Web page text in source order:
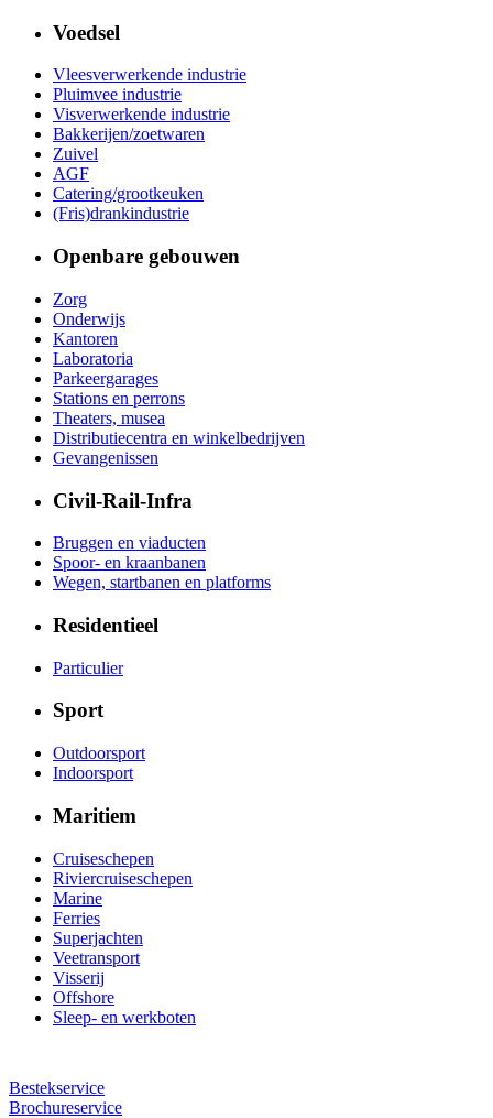
Voedsel
Vleesverwerkende industrie
Pluimvee industrie
Visverwerkende industrie
Bakkerijen/zoetwaren
Zuivel
AGF
Catering/grootkeuken
(Fris)drankindustrie
Openbare gebouwen
Zorg
Onderwijs
Kantoren
Laboratoria
Parkeergarages
Stations en perrons
Theaters, musea
Distributiecentra en winkelbedrijven
Gevangenissen
Civil-Rail-Infra
Bruggen en viaducten
Spoor- en kraanbanen
Wegen, startbanen en platforms
Residentieel
Particulier
Sport
Outdoorsport
Indoorsport
Maritiem
Cruiseschepen
Riviercruiseschepen
Marine
Ferries
Superjachten
Veetransport
Visserij
Offshore
Sleep- en werkboten
Bestekservice
Brochureservice